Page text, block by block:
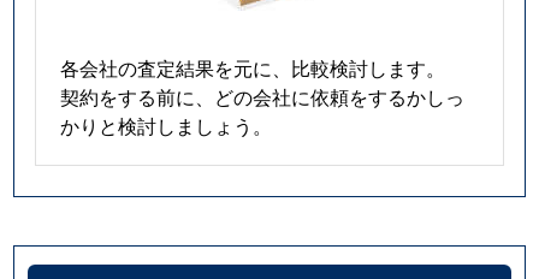
各会社の査定結果を元に、比較検討します。
契約をする前に、どの会社に依頼をするかしっ
かりと検討しましょう。